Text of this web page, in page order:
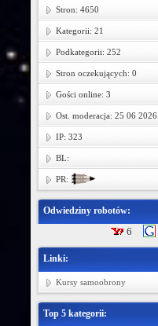
Stron: 4650
Kategorii: 21
Podkategorii: 252
Stron oczekujących: 0
Gości online: 3
Ost. moderacja: 25 06 2026
IP: 323
BL:
PR:
Odwiedziny robotów:
6
Linki:
Kursy samoobrony
Top 5 kategorii: